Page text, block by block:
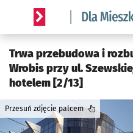
Serwis informacyjny
Trwa przebudowa i
Wrobis przy ul.
hotelem [2/13]
Przesuń zdjęcie palcem